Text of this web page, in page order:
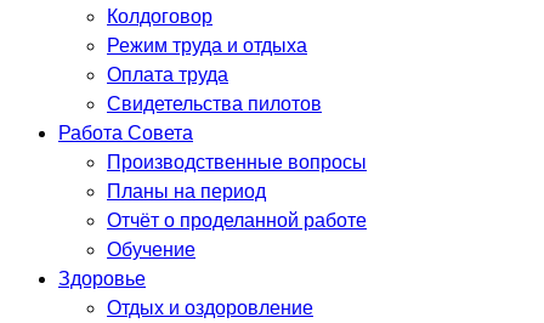
Колдоговор
Режим труда и отдыха
Оплата труда
Свидетельства пилотов
Работа Совета
Производственные вопросы
Планы на период
Отчёт о проделанной работе
Обучение
Здоровье
Отдых и оздоровление